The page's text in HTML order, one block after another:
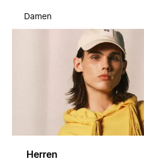
Damen
Herren